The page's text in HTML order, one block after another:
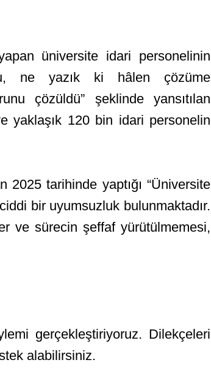
üniversite idari personelinin
ne yazık ki hâlen çözüme
çözüldü” şeklinde yansıtılan
yaklaşık 120 bin idari personelin
2025 tarihinde yaptığı “Üniversite
bir uyumsuzluk bulunmaktadır.
ve sürecin şeffaf yürütülmemesi,
gerçekleştiriyoruz. Dilekçeleri
alabilirsiniz.